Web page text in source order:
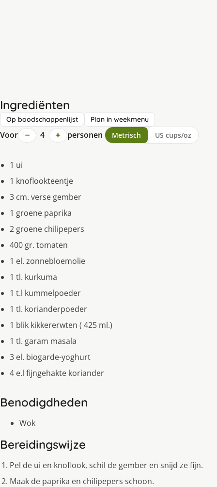
Ingrediënten
Op boodschappenlijst Plan in weekmenu
Voor − 4 + personen Metrisch US cups/oz
1 ui
1 knoflookteentje
3 cm. verse gember
1 groene paprika
2 groene chilipepers
400 gr. tomaten
1 el. zonnebloemolie
1 tl. kurkuma
1 t.l kummelpoeder
1 tl. korianderpoeder
1 blik kikkererwten ( 425 ml.)
1 tl. garam masala
3 el. biogarde-yoghurt
4 e.l fijngehakte koriander
Benodigdheden
Wok
Bereidingswijze
Pel de ui en knoflook, schil de gember en snijd ze fijn.
Maak de paprika en chilipepers schoon.